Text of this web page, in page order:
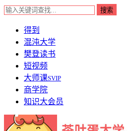
得到
混沌大学
樊登读书
短视频
大师课SVIP
商学院
知识大会员